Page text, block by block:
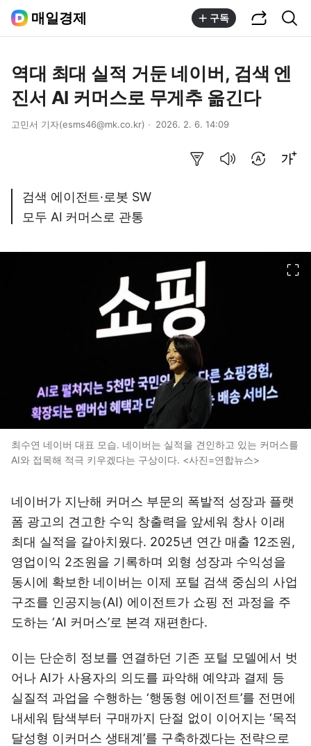
매일경제 구독
역대 최대 실적 거둔 네이버, 검색 엔
진서 AI 커머스로 무게추 옮긴다
고민서 기자(esms46@mk.co.kr) 2026. 2. 6. 14:09
검색 에이전트·로봇 SW
모두 AI 커머스로 관통
최수연 네이버 대표 모습. 네이버는 실적을 견인하고 있는 커머스를
AI와 접목해 적극 키우겠다는 구상이다. <사진=연합뉴스>
네이버가 지난해 커머스 부문의 폭발적 성장과 플랫
폼 광고의 견고한 수익 창출력을 앞세워 창사 이래
최대 실적을 갈아치웠다. 2025년 연간 매출 12조원,
영업이익 2조원을 기록하며 외형 성장과 수익성을
동시에 확보한 네이버는 이제 포털 검색 중심의 사업
구조를 인공지능(AI) 에이전트가 쇼핑 전 과정을 주
도하는 ‘AI 커머스’로 본격 재편한다.
이는 단순히 정보를 연결하던 기존 포털 모델에서 벗
어나 AI가 사용자의 의도를 파악해 예약과 결제 등
실질적 과업을 수행하는 ‘행동형 에이전트’를 전면에
내세워 탐색부터 구매까지 단절 없이 이어지는 ‘목적
달성형 이커머스 생태계’를 구축하겠다는 전략으로